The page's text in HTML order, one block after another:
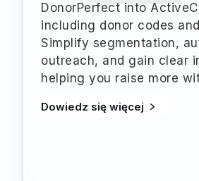
DonorPerfect into
including donor codes
Simplify segmentation,
outreach, and gain clear
helping you raise more
Dowiedz się więcej